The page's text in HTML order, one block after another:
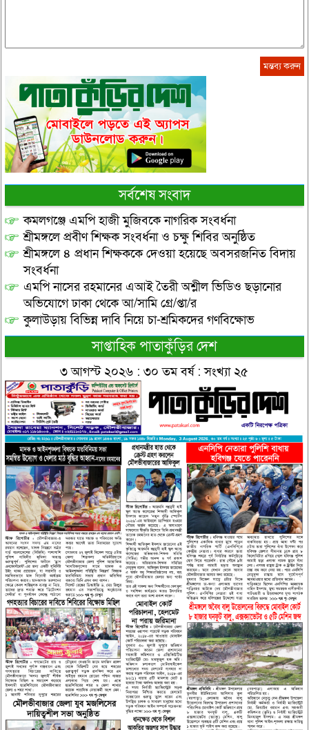
সর্বশেষ সংবাদ
কমলগঞ্জে এমপি হাজী মুজিবকে নাগরিক সংবর্ধনা
শ্রীমঙ্গলে প্রবীণ শিক্ষক সংবর্ধনা ও চক্ষু শিবির অনুষ্ঠিত
শ্রীমঙ্গলে ৪ প্রধান শিক্ষককে দেওয়া হয়েছে অবসরজনিত বিদায়
সংবর্ধনা
এমপি নাসের রহমানের এআই তৈরী অশ্লীল ভিডিও ছড়ানোর
অভিযোগে ঢাকা থেকে আ/সামি গ্রে/প্তা/র
কুলাউড়ায় বিভিন্ন দাবি নিয়ে চা-শ্রমিকদের গণবিক্ষোভ
সাপ্তাহিক পাতাকুঁড়ির দেশ
৩ আগস্ট ২০২৬ : ৩০ তম বর্ষ : সংখ্যা ২৫